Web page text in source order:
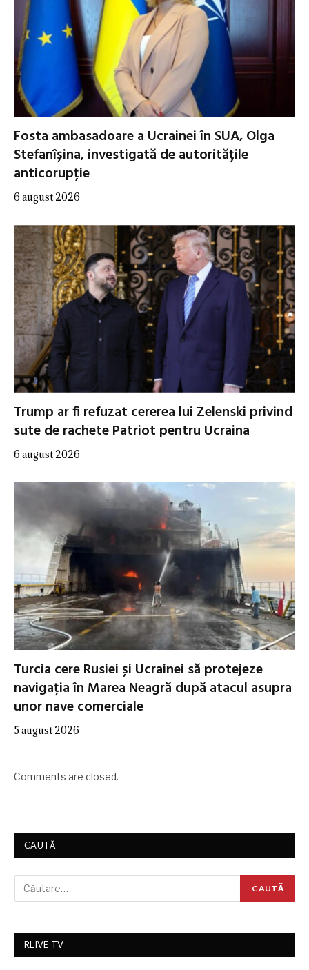
Fosta ambasadoare a Ucrainei în SUA, Olga
Stefanîșina, investigată de autoritățile
anticorupție
6 august 2026
Trump ar fi refuzat cererea lui Zelenski privind
sute de rachete Patriot pentru Ucraina
6 august 2026
Turcia cere Rusiei și Ucrainei să protejeze
navigația în Marea Neagră după atacul asupra
unor nave comerciale
5 august 2026
Comments are closed.
CAUTĂ
RLIVE TV